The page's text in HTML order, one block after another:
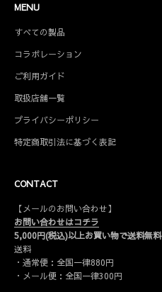
MENU
すべての製品
コラボレーション
ご利用ガイド
取扱店舗一覧
プライバシーポリシー
特定商取引法に基づく表記
CONTACT
【メールのお問い合わせ】
お問い合わせはコチラ
5,000円(税込)以上お買い物で送料無料
送料
・通常便：全国一律880円
・メール便：全国一律300円